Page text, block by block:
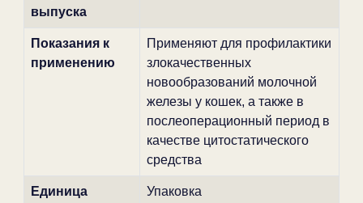
выпуска
Показания к
применению
Применяют для профилактики
злокачественных
новообразований молочной
железы у кошек, а также в
послеоперационный период в
качестве цитостатического
средства
Единица
Упаковка